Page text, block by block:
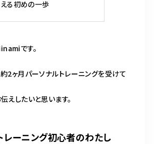
る初めの一歩
です。
2ヶ月パーソナルトレーニングを受けて
えしたいと思います。
レーニング初心者のわたし